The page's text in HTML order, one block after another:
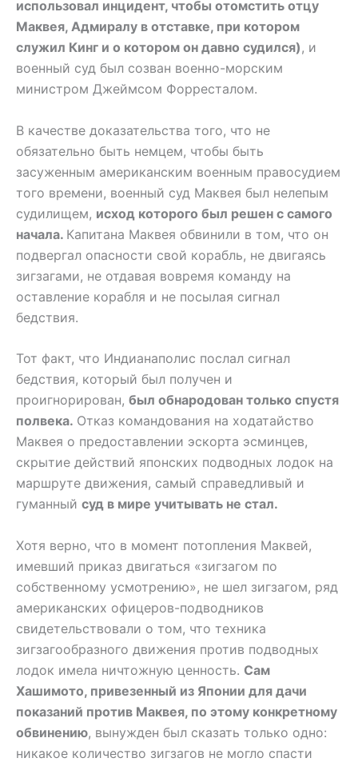
использовал инцидент, чтобы отомстить отцу
Маквея, Адмиралу в отставке, при котором
служил Кинг и о котором он давно судился) , и
военный суд был созван военно-морским
министром Джеймсом Форресталом.
В качестве доказательства того, что не
обязательно быть немцем, чтобы быть
засуженным американским военным правосудием
того времени, военный суд Маквея был нелепым
судилищем, исход которого был решен с самого
начала. Капитана Маквея обвинили в том, что он
подвергал опасности свой корабль, не двигаясь
зигзагами, не отдавая вовремя команду на
оставление корабля и не посылая сигнал
бедствия.
Тот факт, что Индианаполис послал сигнал
бедствия, который был получен и
проигнорирован, был обнародован только спустя
полвека. Отказ командования на ходатайство
Маквея о предоставлении эскорта эсминцев,
скрытие действий японских подводных лодок на
маршруте движения, самый справедливый и
гуманный суд в мире учитывать не стал.
Хотя верно, что в момент потопления Маквей,
имевший приказ двигаться «зигзагом по
собственному усмотрению», не шел зигзагом, ряд
американских офицеров-подводников
свидетельствовали о том, что техника
зигзагообразного движения против подводных
лодок имела ничтожную ценность. Сам
Хашимото, привезенный из Японии для дачи
показаний против Маквея, по этому конкретному
обвинению, вынужден был сказать только одно:
никакое количество зигзагов не могло спасти